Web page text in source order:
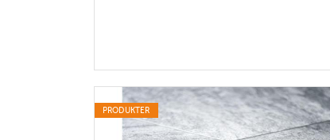
PRODUKTER